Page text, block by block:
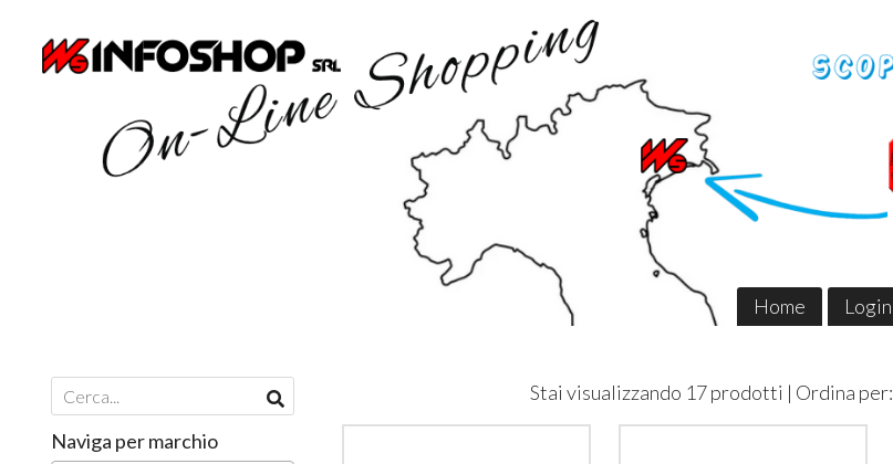
Home Login
Stai visualizzando 17 prodotti | Ordina per:
Naviga per marchio